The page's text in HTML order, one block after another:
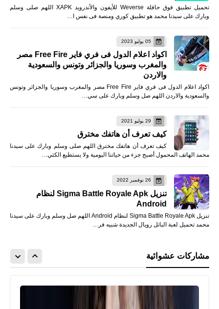
تحميل تطبيق فوق حافلة Weverse للأيفون والأندرويد XAPK اللهم صلى وسلم
وبارك على سيدنا محمد هو تطبيق كوري ومنصة فى نفس ا…
05 يوليو 2023
اكواد اعلام الدول فى فري فاير Free Fire مصر
والمغرب وسوريا والجزائر وتونس والسعودية
والاردن
اكواد اعلام الدول فى فري فاير Free Fire مصر والمغرب وسوريا والجزائر وتونس
والسعودية والاردن اللهم صل وسلم وبارك على سي…
29 يوليو 2021
كيف تعرف أن هاتفك مخترق
كيف تعرف أن هاتفك مخترق اللهم صلى وسلم وبارك على سيدنا
محمد الهاتف المحمول أصبح جزء من حياتنا اليومية ولا يستطيع الكثي…
26 نوفمبر 2022
تنزيل Sigma Battle Royale Apk لنظام
Android
تنزيل Sigma Battle Royale Apk لنظام Android اللهم صل وسلم وبارك على سيدنا
محمد تحميل لعبة الباتل رويال الجديدة شبيه فر…
مشاركات عشوائية